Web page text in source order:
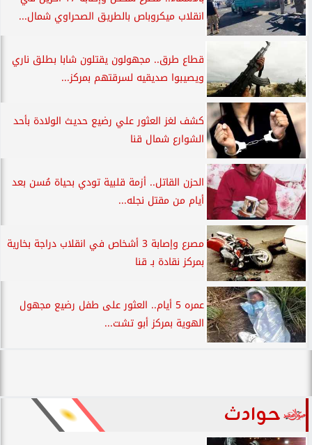
انقلاب ميكروباص بالطريق الصحراوي شمال...
قطاع طرق.. مجهولون يقتلون شابا بطلق ناري
ويصيبوا صديقيه لسرقتهم بمركز...
كشف لغز العثور علي رضيع حديث الولادة بأحد
الشوارع شمال قنا
الحزن القاتل.. أزمة قلبية تودي بحياة مُسن بعد
أيام من مقتل نجله...
مصرع وإصابة 3 أشخاص في انقلاب دراجة بخارية
بمركز نقادة بـ قنا
عمره 5 أيام.. العثور على طفل رضيع مجهول
الهوية بمركز أبو تشت...
حوادث